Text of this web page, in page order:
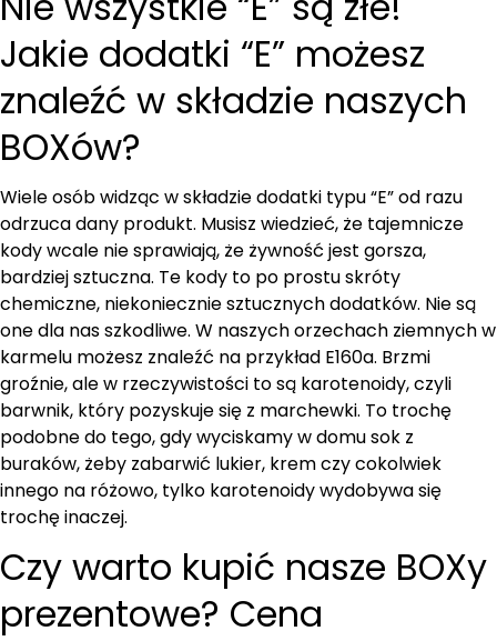
Jakie dodatki “E” możesz
znaleźć w składzie naszych
BOXów?
Wiele osób widząc w składzie dodatki typu “E” od razu
odrzuca dany produkt. Musisz wiedzieć, że tajemnicze
kody wcale nie sprawiają, że żywność jest gorsza,
bardziej sztuczna. Te kody to po prostu skróty
chemiczne, niekoniecznie sztucznych dodatków. Nie są
one dla nas szkodliwe. W naszych orzechach ziemnych w
karmelu możesz znaleźć na przykład E160a. Brzmi
groźnie, ale w rzeczywistości to są karotenoidy, czyli
barwnik, który pozyskuje się z marchewki. To trochę
podobne do tego, gdy wyciskamy w domu sok z
buraków, żeby zabarwić lukier, krem czy cokolwiek
innego na różowo, tylko karotenoidy wydobywa się
trochę inaczej.
Czy warto kupić nasze BOXy
prezentowe? Cena